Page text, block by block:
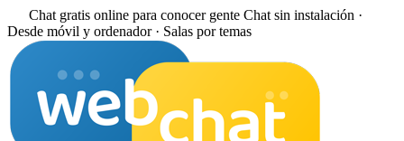
Chat gratis online para conocer gente Chat sin instalación ·
Desde móvil y ordenador · Salas por temas